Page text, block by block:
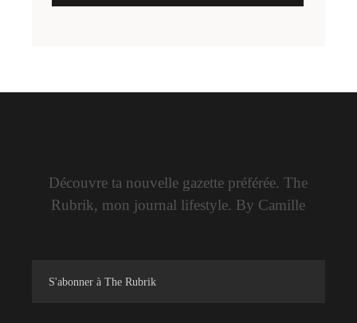
Découvre ta nouvelle gazette préférée. The
Rubrik, mon journal lifestyle. By Camille